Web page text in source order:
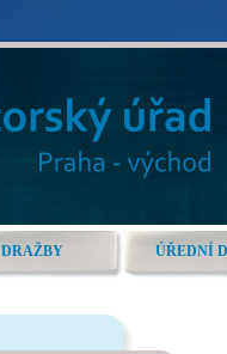
DRAŽBY ÚŘEDNÍ